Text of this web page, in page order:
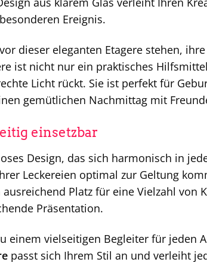
Ereignis.
dieser eleganten Etagere stehen,
ist nicht nur ein praktisches
Licht rückt. Sie ist perfekt für
gemütlichen Nachmittag mit
einsetzbar
Design, das sich harmonisch in
Leckereien optimal zur Geltung
ausreichend Platz für eine Vielzahl von
Präsentation.
einem vielseitigen Begleiter für jeden
passt sich Ihrem Stil an und verleiht